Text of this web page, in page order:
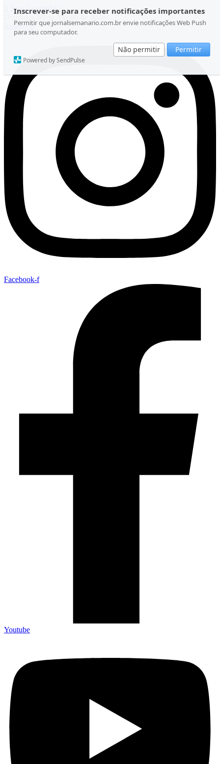
Inscrever-se para receber notificações importantes
Permitir que jornalsemanario.com.br envie notificações Web Push
para seu computador.
Não permitir Permitir
Powered by SendPulse
Ir para o conteúdo
Domingo, 09 de Agosto de 2026
Instagram
Facebook-f
Youtube